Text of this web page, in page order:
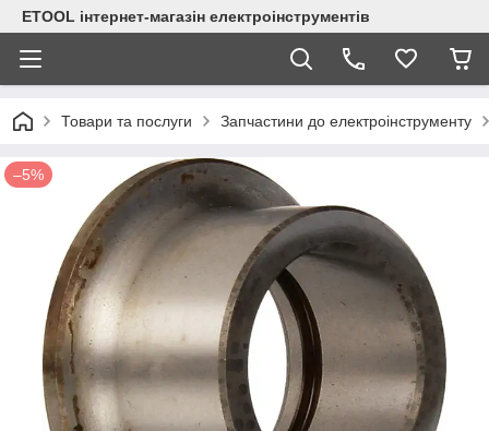
ETOOL інтернет-магазін електроінструментів
Товари та послуги Запчастини до електроінструменту
–5%